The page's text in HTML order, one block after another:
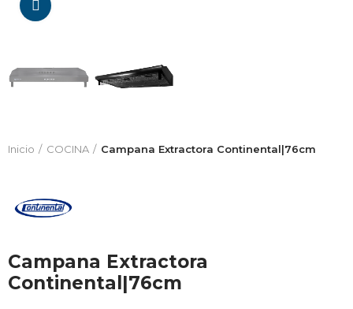
Inicio COCINA Campana Extractora Continental|76cm
Campana Extractora
Continental|76cm